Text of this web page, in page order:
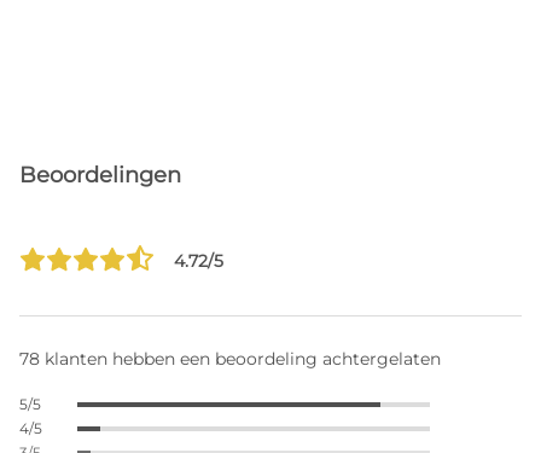
Beoordelingen
4.72/5
78 klanten hebben een beoordeling achtergelaten
5/5
4/5